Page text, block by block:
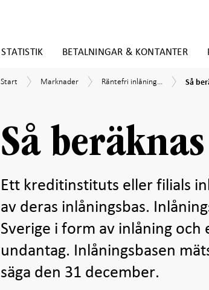
direkt
innehåll
STATISTIK BETALNINGAR & KONTANTER
till
Start
Start Marknader
Marknader
Räntefri
Räntefri inlåning...
Så
Så
Så
Ett kreditinstituts eller filials
av deras inlåningsbas.
Sverige i form av inlåning
undantag. Inlåningsbasen
säga den 31 december.